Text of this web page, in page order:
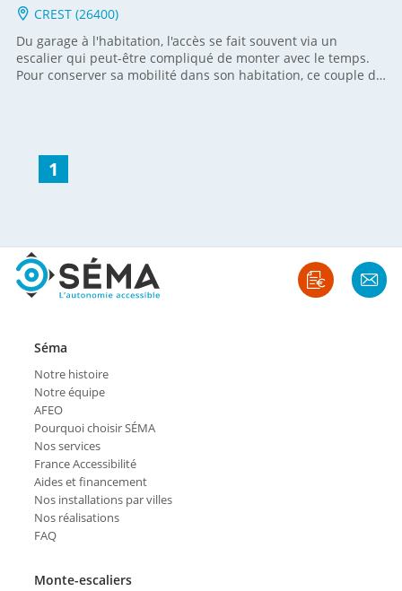
CREST (26400)
Du garage à l'habitation, l'accès se fait souvent via un
escalier qui peut-être compliqué de monter avec le temps.
Pour conserver sa mobilité dans son habitation, ce couple de
d'utilisation. Découvrez nos autres réalisations de chaises
monte-escaliers.
1
Séma
Notre histoire
Notre équipe
AFEO
Pourquoi choisir SÉMA
Nos services
France Accessibilité
Aides et financement
Nos installations par villes
Nos réalisations
FAQ
Monte-escaliers